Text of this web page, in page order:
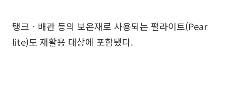
탱크ㆍ배관 등의 보온재로 사용되는 펄라이트(Pear
lite)도 재활용 대상에 포함됐다.